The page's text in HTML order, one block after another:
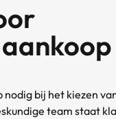
bij het kiezen
team staat